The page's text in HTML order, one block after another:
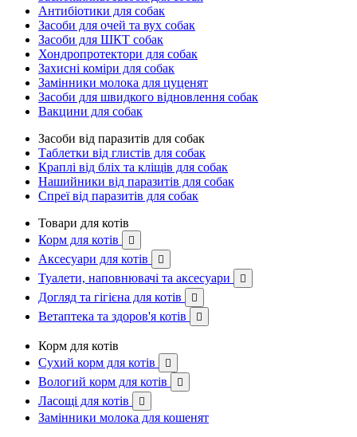
Антибіотики для собак
Засоби для очей та вух собак
Засоби для ШКТ собак
Хондропротектори для собак
Захисні коміри для собак
Замінники молока для цуценят
Засоби для швидкого відновлення собак
Вакцини для собак
Засоби від паразитів для собак
Таблетки від глистів для собак
Краплі від бліх та кліщів для собак
Нашийники від паразитів для собак
Спреї від паразитів для собак
Товари для котів
Корм для котів

Аксесуари для котів 
Туалети, наповнювачі та аксесуари 
Догляд та гігієна для котів 
Ветаптека та здоров'я котів 
Корм для котів
Сухий корм для котів

Вологий корм для котів 
Ласощі для котів 
Замінники молока для кошенят